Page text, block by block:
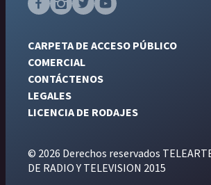
CARPETA DE ACCESO PÚBLICO
COMERCIAL
CONTÁCTENOS
LEGALES
LICENCIA DE RODAJES
© 2026 Derechos reservados
DE RADIO Y TELEVISION 2015